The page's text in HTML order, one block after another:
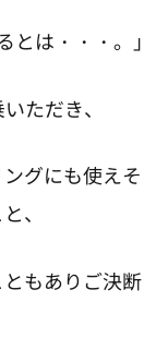
とは・・・。
ただき、
グにも使え
、
もありご決